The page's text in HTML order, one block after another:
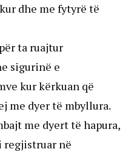
dhe me fytyrë të
ta ruajtur
sigurinë e
kur kërkuan që
me dyer të mbyllura.
me dyert të hapura,
regjistruar në